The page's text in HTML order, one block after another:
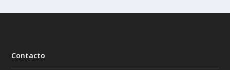
Contacto